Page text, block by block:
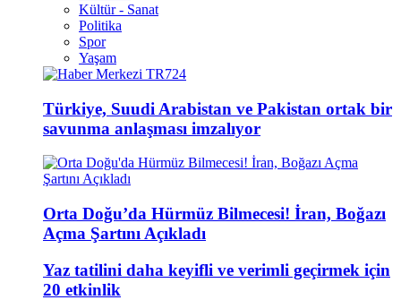
Kültür - Sanat
Politika
Spor
Yaşam
Türkiye, Suudi Arabistan ve Pakistan ortak bir
savunma anlaşması imzalıyor
Orta Doğu’da Hürmüz Bilmecesi! İran, Boğazı
Açma Şartını Açıkladı
Yaz tatilini daha keyifli ve verimli geçirmek için
20 etkinlik